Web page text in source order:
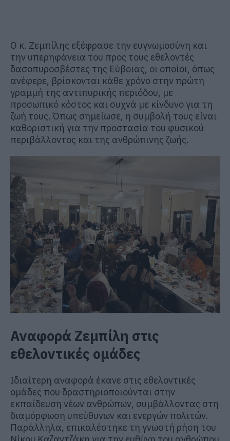
Ο κ. Ζεμπίλης εξέφρασε την ευγνωμοσύνη και
την υπερηφάνεια του προς τους εθελοντές
δασοπυροσβέστες της Εύβοιας, οι οποίοι, όπως
ανέφερε, βρίσκονται κάθε χρόνο στην πρώτη
γραμμή της αντιπυρικής περιόδου, με
προσωπικό κόστος και συχνά με κίνδυνο για τη
ζωή τους. Όπως σημείωσε, η συμβολή τους είναι
καθοριστική για την προστασία του φυσικού
περιβάλλοντος και της ανθρώπινης ζωής.
Αναφορά Ζεμπίλη στις
εθελοντικές ομάδες
Ιδιαίτερη αναφορά έκανε στις εθελοντικές
ομάδες που δραστηριοποιούνται στην
εκπαίδευση νέων ανθρώπων, συμβάλλοντας στη
διαμόρφωση υπεύθυνων και ενεργών πολιτών.
Παράλληλα, επικαλέστηκε τη γνωστή ρήση του